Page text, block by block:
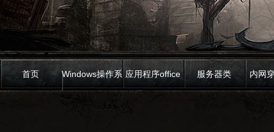
首页 Windows操作系 应用程序office 服务器类 内网